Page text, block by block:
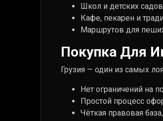
Школ и детских
Кафе, пекарен и
Маршрутов для
Покупка Для
Грузия — один из самых
Нет ограничений на
Простой процесс
Чёткая правовая